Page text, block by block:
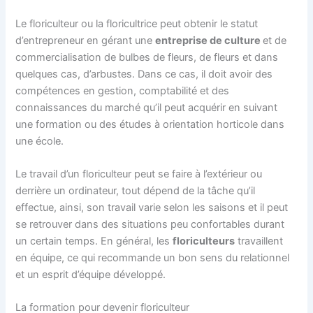
Le floriculteur ou la floricultrice peut obtenir le statut
d’entrepreneur en gérant uneentreprise de cultureet de
commercialisation de bulbes de fleurs, de fleurs et dans
quelques cas, d’arbustes. Dans ce cas, il doit avoir des
compétences en gestion, comptabilité et des
connaissances du marché qu’il peut acquérir en suivant
une formation ou des études à orientation horticole dans
une école.
Le travail d’un floriculteur peut se faire à l’extérieur ou
derrière un ordinateur, tout dépend de la tâche qu’il
effectue, ainsi, son travail varie selon les saisons et il peut
se retrouver dans des situations peu confortables durant
un certain temps. En général, lesfloriculteurs travaillent
en équipe, ce qui recommande un bon sens du relationnel
et un esprit d’équipe développé.
La formation pour devenir floriculteur